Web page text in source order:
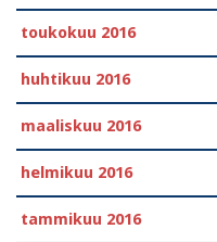
toukokuu 2016
huhtikuu 2016
maaliskuu 2016
helmikuu 2016
tammikuu 2016